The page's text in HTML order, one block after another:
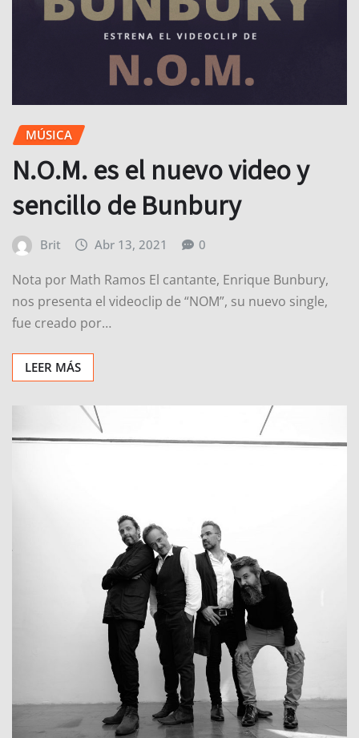
MÚSICA
N.O.M. es el nuevo video y
sencillo de Bunbury
Brit Abr 13, 2021 0
Nota por Math Ramos El cantante, Enrique Bunbury,
nos presenta el videoclip de “NOM”, su nuevo single,
fue creado por…
LEER MÁS